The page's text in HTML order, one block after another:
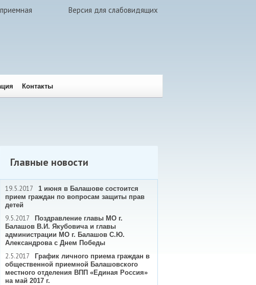
Версия для слабовидящих
Контакты
Главные новости
19.5.2017
1 июня в Балашове состоится
прием граждан по вопросам защиты прав
детей
9.5.2017
Поздравление главы МО г.
Балашов В.И. Якубовича и главы
администрации МО г. Балашов С.Ю.
Александрова с Днем Победы
2.5.2017
График личного приема граждан в
общественной приемной Балашовского
местного отделения ВПП «Единая Россия»
на май 2017 г.